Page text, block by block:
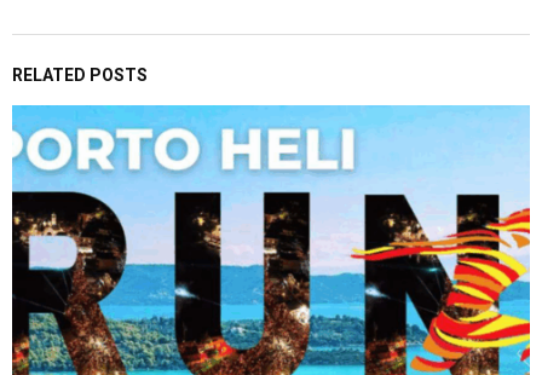
RELATED POSTS